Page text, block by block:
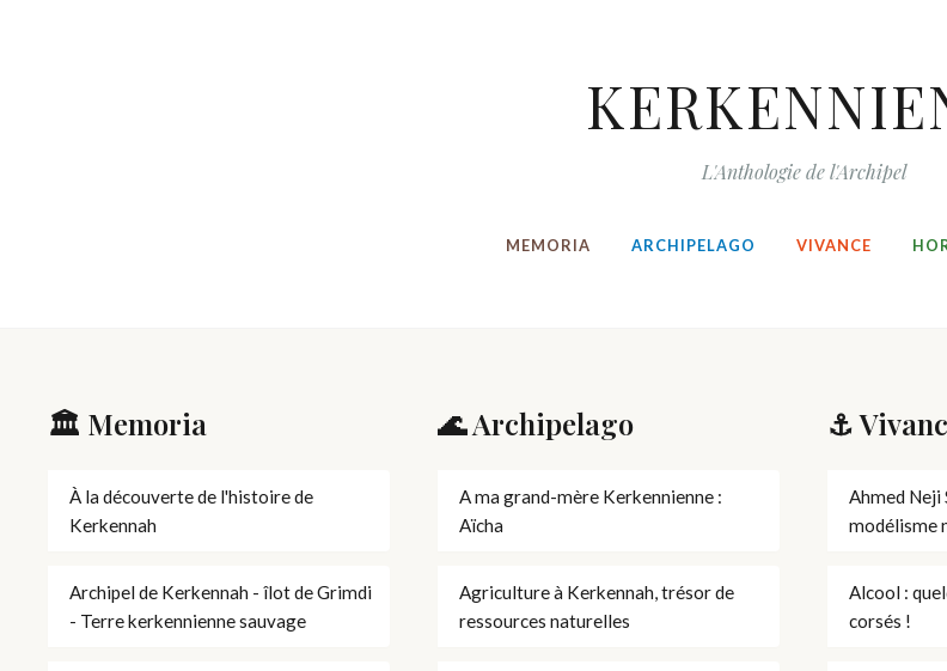
L'Anthologie de l'Archipel
MEMORIA ARCHIPELAGO VIVANCE
🏛️ Memoria
À la découverte de l'histoire de
Kerkennah
Archipel de Kerkennah - îlot de Grimdi
- Terre kerkennienne sauvage
🌊 Archipelago
A ma grand-mère Kerkennienne :
Aïcha
Agriculture à Kerkennah, trésor de
ressources naturelles
⚓
Ahmed Neji
modélisme
Alcool :
corsés !